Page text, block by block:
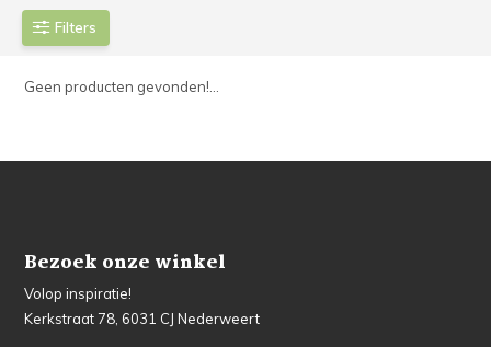
Filters
Geen producten gevonden!...
Bezoek onze winkel
Volop inspiratie!
Kerkstraat 78, 6031 CJ Nederweert